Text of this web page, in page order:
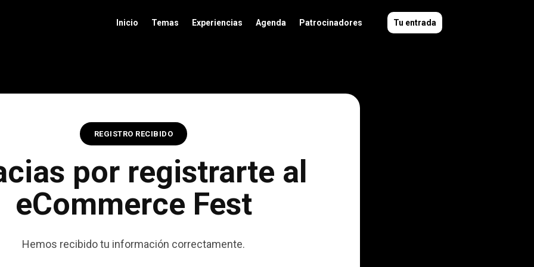
Inicio Temas Experiencias Agenda Patrocinadores Tu entrada
REGISTRO RECIBIDO
por registrarte al
eCommerce Fest
Hemos recibido tu información correctamente.